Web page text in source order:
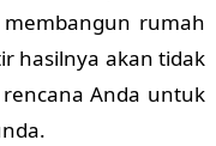
rumah
hasilnya akan tidak
Anda untuk